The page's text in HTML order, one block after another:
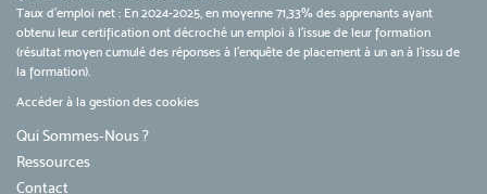
Taux d’emploi net : En 2024-2025, en moyenne 71,33% des apprenants ayant
obtenu leur certification ont décroché un emploi à l'issue de leur formation
(résultat moyen cumulé des réponses à l'enquête de placement à un an à l'issu de
la formation).
Accéder à la gestion des cookies
Qui Sommes-Nous ?
Ressources
Contact